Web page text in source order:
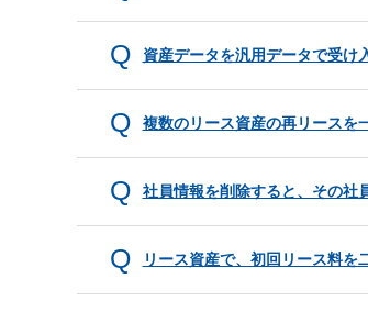
資産データを汎用データで受け
複数のリース資産の再リースを
社員情報を削除すると、その社
リース資産で、初回リース料を